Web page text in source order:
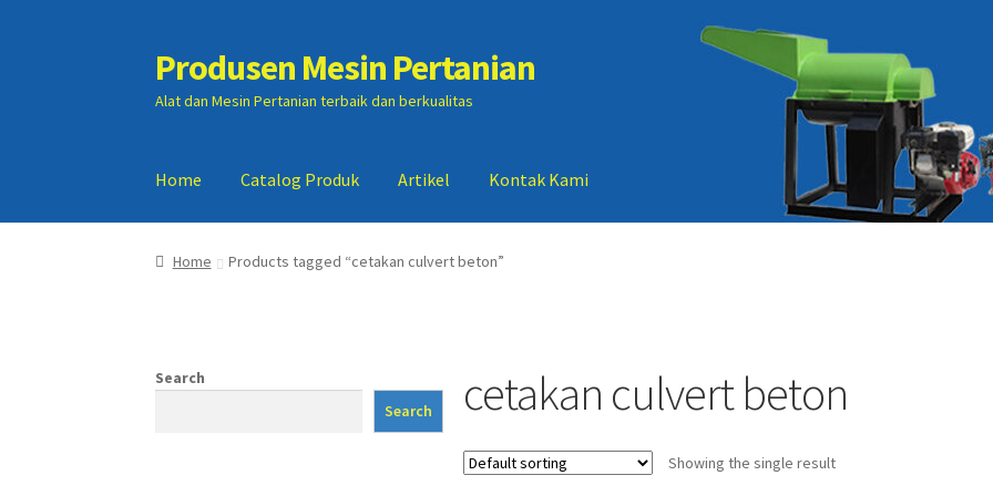
Skip
to
navigation
Skip
to
content
Produsen Mesin Pertanian
Alat dan Mesin Pertanian terbaik dan berkualitas
Home Catalog Produk Artikel Kontak Kami
Home Artikel Cart Checkout Kontak Kami My account
Home Products tagged “cetakan culvert beton”
cetakan culvert beton
Showing the single result
Search
Search